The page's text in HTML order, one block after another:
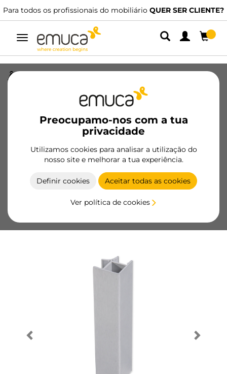
Para todos os profissionais do mobiliário QUER SER CLIENTE?
Alternar
navegação
Preocupamo-nos com a tua
privacidade
Utilizamos cookies para analisar a utilização do
nosso site e melhorar a tua experiência.
Definir cookies Aceitar todas as cookies
Ver política de cookies
Ângulo de 90 graus para rodapé de
cozinha Plasline, altura 100mm,
Plástico e Alumínio, Plástico Cinza
8432393130767
Produtos essenciais
Tornar-se cliente
Ficha de produto